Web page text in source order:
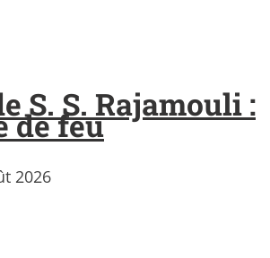
S. S. Rajamouli :
de feu
2026